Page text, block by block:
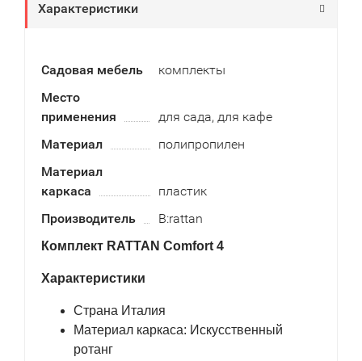
Характеристики
Садовая мебель
комплекты
Место
применения
для сада, для кафе
Материал
полипропилен
Материал
каркаса
пластик
Производитель
B:rattan
Комплект RATTAN Comfort 4
Характеристики
Страна Италия
Материал каркаса: Искусственный
ротанг